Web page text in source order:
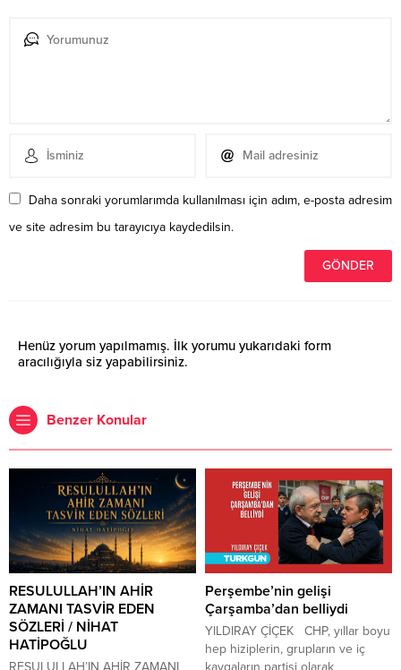
Daha sonraki yorumlarımda kullanılması için adım, e-posta adresim
ve site adresim bu tarayıcıya kaydedilsin.
Henüz yorum yapılmamış. İlk yorumu yukarıdaki form
aracılığıyla siz yapabilirsiniz.
Benzer Konular
RESULULLAH’IN AHİR
ZAMANI TASVİR EDEN
SÖZLERİ / NİHAT
HATİPOĞLU
Perşembe’nin gelişi
Çarşamba’dan belliydi
YILDIRAY ÇİÇEK CHP, yıllar boyu
hep hiziplerin, grupların ve iç